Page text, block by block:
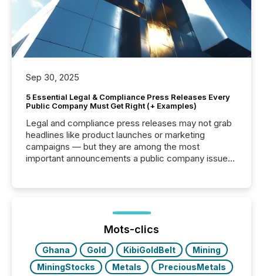
Sep 30, 2025
5 Essential Legal & Compliance Press Releases Every
Public Company Must Get Right (+ Examples)
Legal and compliance press releases may not grab
headlines like product launches or marketing
campaigns — but they are among the most
important announcements a public company issues.
highlight five critical legal and compliance press
real-world...
Mots-clics
Ghana Gold KibiGoldBelt
Mining
MiningStocks
Metals
PreciousMetals